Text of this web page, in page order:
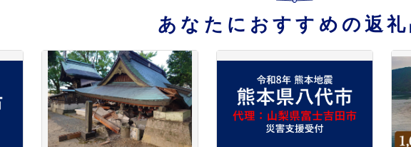
あなたにおすすめの返礼